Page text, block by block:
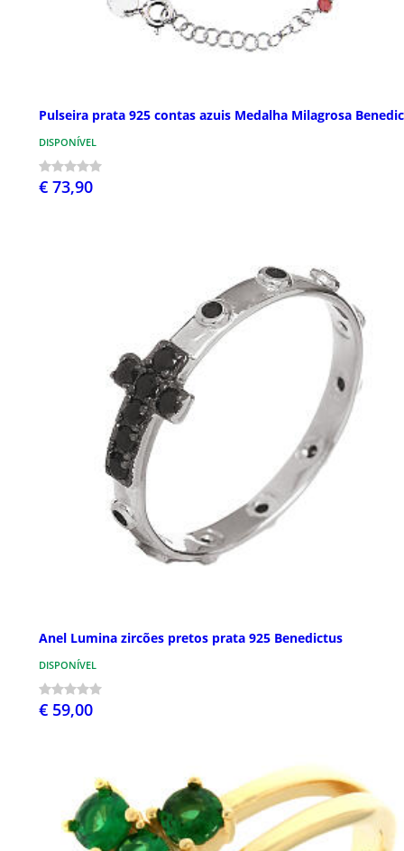
Pulseira prata 925 contas azuis Medalha Milagrosa
DISPONÍVEL
€ 73,90
Anel Lumina zircões pretos prata 925 Benedictus
DISPONÍVEL
€ 59,00